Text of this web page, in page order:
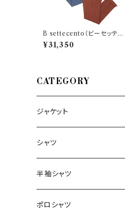
B settecento（ビーセッテチ
ェント） パンツ MH700 270
92
¥31,350
CATEGORY
ジャケット
～44/S
46/M
48/L
シャツ
～44/S
46/M
半袖シャツ
～44/S
ポロシャツ